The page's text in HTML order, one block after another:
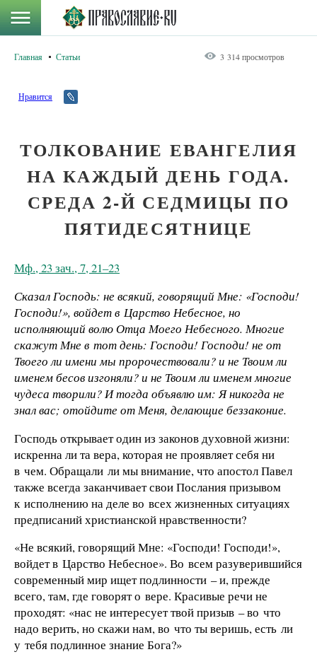
Главная Статьи 3 314 просмотров
Нравится
ТОЛКОВАНИЕ ЕВАНГЕЛИЯ
НА КАЖДЫЙ ДЕНЬ ГОДА.
СРЕДА 2-Й СЕДМИЦЫ ПО
ПЯТИДЕСЯТНИЦЕ
Мф., 23 зач., 7, 21–23
Сказал Господь: не всякий, говорящий Мне: «Господи!
Господи!», войдет в Царство Небесное, но
исполняющий волю Отца Моего Небесного. Многие
скажут Мне в тот день: Господи! Господи! не от
Твоего ли имени мы пророчествовали? и не Твоим ли
именем бесов изгоняли? и не Твоим ли именем многие
чудеса творили? И тогда объявлю им: Я никогда не
знал вас; отойдите от Меня, делающие беззаконие.
Господь открывает один из законов духовной жизни:
искренна ли та вера, которая не проявляет себя ни
в чем. Обращали ли мы внимание, что апостол Павел
также всегда заканчивает свои Послания призывом
к исполнению на деле во всех жизненных ситуациях
предписаний христианской нравственности?
«Не всякий, говорящий Мне: «Господи! Господи!»,
войдет в Царство Небесное». Во всем разуверившийся
современный мир ищет подлинности – и, прежде
всего, там, где говорят о вере. Красивые речи не
проходят: «нас не интересует твой призыв – во что
надо верить, но скажи нам, во что ты веришь, есть ли
у тебя подлинное знание Бога?»